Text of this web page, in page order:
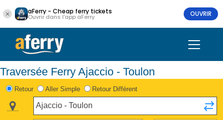
aFerry - Cheap ferry tickets
Ouvrir dans l'app aFerry OUVRIR
Traversée Ferry Ajaccio - Toulon
Retour Aller Simple Retour Différent